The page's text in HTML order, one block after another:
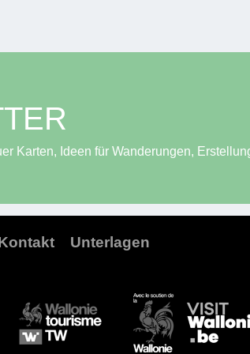
Karten, Ideen für Wanderungen,
Unterlagen